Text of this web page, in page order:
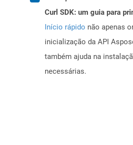
Curl SDK: um guia para
Início rápido não apenas
inicialização da API
também ajuda na
necessárias.